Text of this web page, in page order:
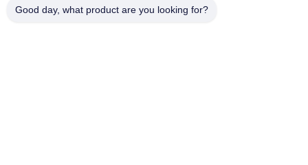
Good day, what product are you looking for?